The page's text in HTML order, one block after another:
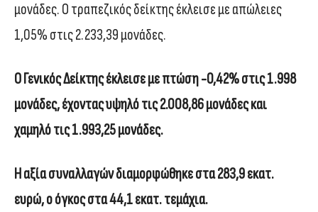
μονάδες. Ο τραπεζικός δείκτης έκλεισε με απώλειες
1,05% στις 2.233,39 μονάδες.
Ο Γενικός Δείκτης έκλεισε με πτώση -0,42% στις 1.998
μονάδες, έχοντας υψηλό τις 2.008,86 μονάδες και
χαμηλό τις 1.993,25 μονάδες.
Η αξία συναλλαγών διαμορφώθηκε στα 283,9 εκατ.
ευρώ, ο όγκος στα 44,1 εκατ. τεμάχια.